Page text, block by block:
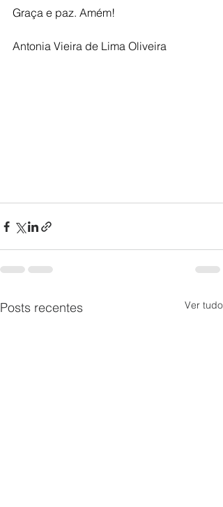
Graça e paz. Amém!
Antonia Vieira de Lima Oliveira
Posts recentes Ver tudo